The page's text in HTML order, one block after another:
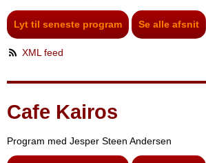
Lyt til seneste program Se alle afsnit
XML feed
Cafe Kairos
Program med Jesper Steen Andersen